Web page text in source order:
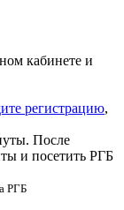
кабинете и
регистрацию,
После
и посетить РГБ
РГБ